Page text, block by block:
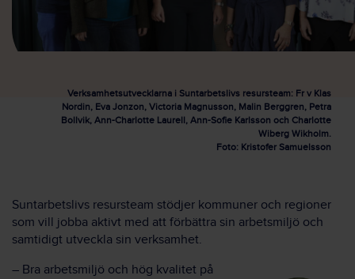
Verksamhetsutvecklarna i Suntarbetslivs resursteam: Fr v Klas
Nordin, Eva Jonzon, Victoria Magnusson, Malin Berggren, Petra
Bollvik, Ann-Charlotte Laurell, Ann-Sofie Karlsson och Charlotte
Wiberg Wikholm.
Foto: Kristofer Samuelsson
Suntarbetslivs resursteam stödjer kommuner och regioner
som vill jobba aktivt med att förbättra sin arbetsmiljö och
samtidigt utveckla sin verksamhet.
– Bra arbetsmiljö och hög kvalitet på